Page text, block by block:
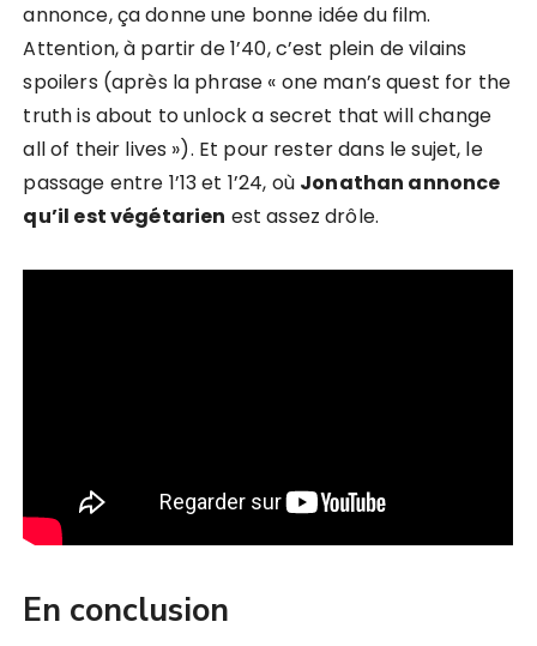
annonce, ça donne une bonne idée du film.
Attention, à partir de 1’40, c’est plein de vilains
spoilers (après la phrase « one man’s quest for the
truth is about to unlock a secret that will change
all of their lives »). Et pour rester dans le sujet, le
passage entre 1’13 et 1’24, où Jonathan annonce
qu’il est végétarien est assez drôle.
En conclusion